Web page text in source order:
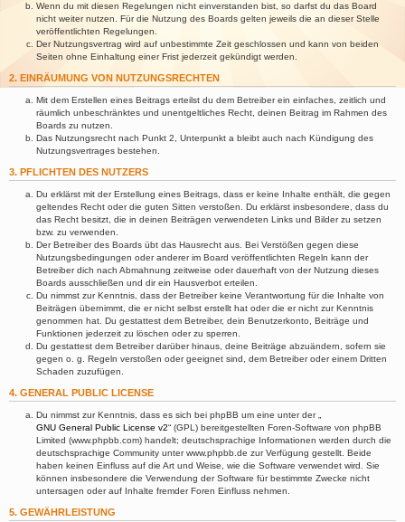
Wenn du mit diesen Regelungen nicht einverstanden bist, so darfst du das Board
nicht weiter nutzen. Für die Nutzung des Boards gelten jeweils die an dieser Stelle
veröffentlichten Regelungen.
Der Nutzungsvertrag wird auf unbestimmte Zeit geschlossen und kann von beiden
Seiten ohne Einhaltung einer Frist jederzeit gekündigt werden.
2. EINRÄUMUNG VON NUTZUNGSRECHTEN
Mit dem Erstellen eines Beitrags erteilst du dem Betreiber ein einfaches, zeitlich und
räumlich unbeschränktes und unentgeltliches Recht, deinen Beitrag im Rahmen des
Boards zu nutzen.
Das Nutzungsrecht nach Punkt 2, Unterpunkt a bleibt auch nach Kündigung des
Nutzungsvertrages bestehen.
3. PFLICHTEN DES NUTZERS
Du erklärst mit der Erstellung eines Beitrags, dass er keine Inhalte enthält, die gegen
geltendes Recht oder die guten Sitten verstoßen. Du erklärst insbesondere, dass du
das Recht besitzt, die in deinen Beiträgen verwendeten Links und Bilder zu setzen
bzw. zu verwenden.
Der Betreiber des Boards übt das Hausrecht aus. Bei Verstößen gegen diese
Nutzungsbedingungen oder anderer im Board veröffentlichten Regeln kann der
Betreiber dich nach Abmahnung zeitweise oder dauerhaft von der Nutzung dieses
Boards ausschließen und dir ein Hausverbot erteilen.
Du nimmst zur Kenntnis, dass der Betreiber keine Verantwortung für die Inhalte von
Beiträgen übernimmt, die er nicht selbst erstellt hat oder die er nicht zur Kenntnis
genommen hat. Du gestattest dem Betreiber, dein Benutzerkonto, Beiträge und
Funktionen jederzeit zu löschen oder zu sperren.
Du gestattest dem Betreiber darüber hinaus, deine Beiträge abzuändern, sofern sie
gegen o. g. Regeln verstoßen oder geeignet sind, dem Betreiber oder einem Dritten
Schaden zuzufügen.
4. GENERAL PUBLIC LICENSE
Du nimmst zur Kenntnis, dass es sich bei phpBB um eine unter der „
GNU General Public License v2“ (GPL) bereitgestellten Foren-Software von phpBB
Limited (www.phpbb.com) handelt; deutschsprachige Informationen werden durch die
deutschsprachige Community unter www.phpbb.de zur Verfügung gestellt. Beide
haben keinen Einfluss auf die Art und Weise, wie die Software verwendet wird. Sie
können insbesondere die Verwendung der Software für bestimmte Zwecke nicht
untersagen oder auf Inhalte fremder Foren Einfluss nehmen.
5. GEWÄHRLEISTUNG